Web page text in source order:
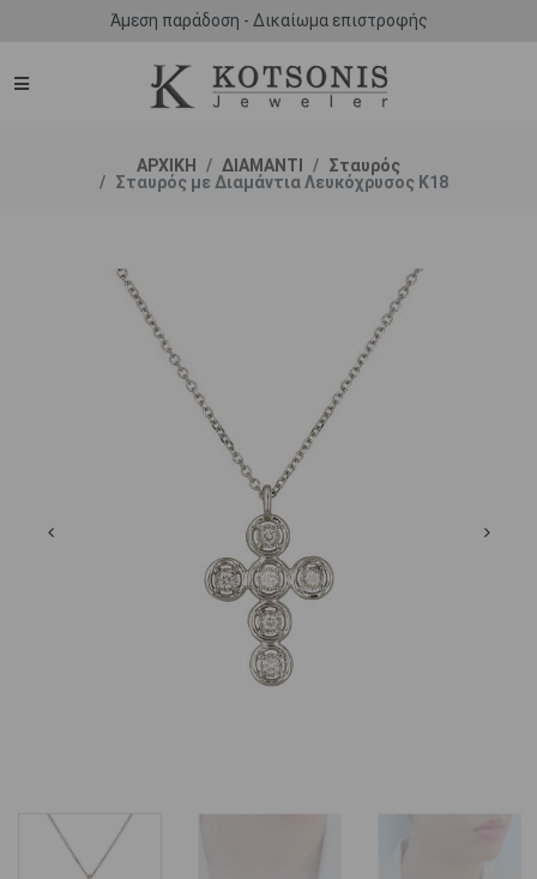
Άμεση παράδοση - Δικαίωμα επιστροφής
ΑΡΧΙΚΗ ΔΙΑΜΑΝΤΙ
Σταυρός
Σταυρός με Διαμάντια Λευκόχρυσος Κ18